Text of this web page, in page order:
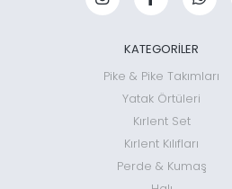
KATEGORİLER
Pike & Pike Takımları
Yatak Örtüleri
Kırlent Set
Kırlent Kılıfları
Perde & Kumaş